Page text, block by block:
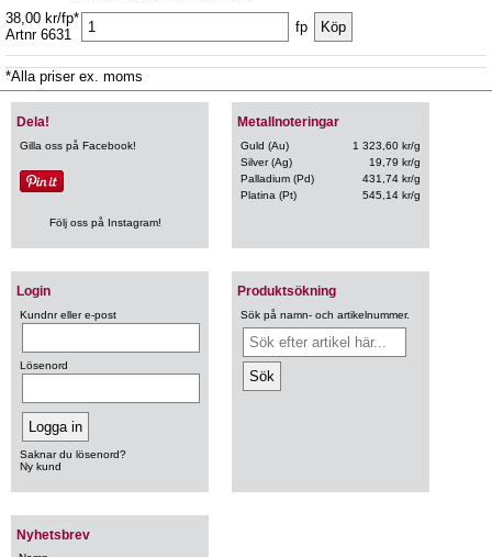
38,00 kr/fp*
Artnr 6631
fp
*Alla priser ex. moms
Metallnoteringar
Guld (Au)
1 323,60 kr/g
Silver (Ag)
19,79 kr/g
Palladium (Pd)
431,74 kr/g
Platina (Pt)
545,14 kr/g
Login
Kundnr eller e-post
Lösenord
Saknar du lösenord?
Ny kund
Produktsökning
Sök på namn- och artikelnummer.
Nyhetsbrev
Dela!
Gilla oss på Facebook!
Följ oss på Instagram!